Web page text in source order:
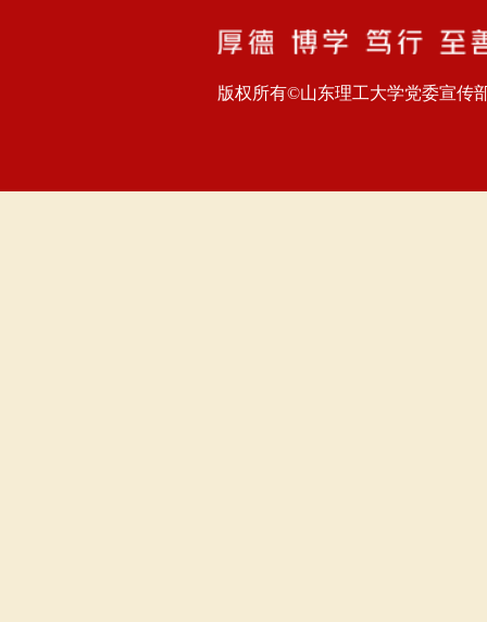
版权所有©山东理工大学党委宣传